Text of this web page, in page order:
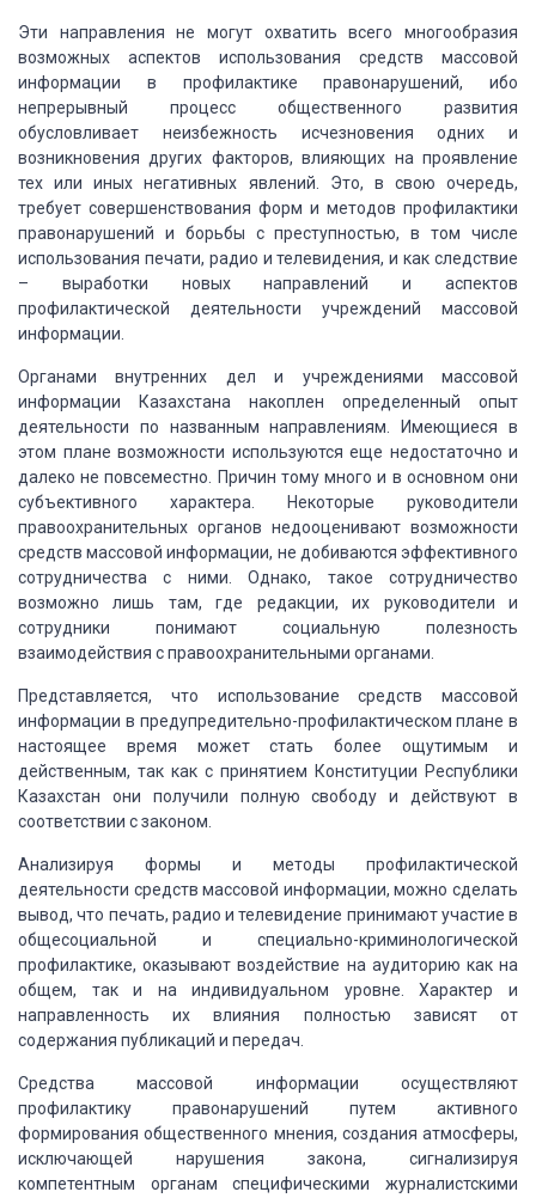
Эти направления не могут охватить всего многообразия
возможных аспектов использования средств массовой
информации в профилактике правонарушений, ибо
непрерывный процесс общественного развития
обусловливает неизбежность исчезновения одних и
возникновения других факторов, влияющих на проявление
тех или иных негативных явлений. Это, в свою очередь,
требует совершенствования форм и методов профилактики
правонарушений и борьбы с преступностью, в том числе
использования печати, радио и телевидения, и как следствие
– выработки новых направлений и аспектов
профилактической деятельности учреждений массовой
информации.
Органами внутренних дел и учреждениями массовой
информации Казахстана накоплен определенный опыт
деятельности по названным направлениям.
Имеющиеся в
этом плане возможности используются еще недостаточно и
далеко не повсеместно.
Причин тому много и в основном они
субъективного характера. Некоторые руководители
правоохранительных органов недооценивают возможности
средств массовой информации, не добиваются эффективного
сотрудничества с ними. Однако, такое сотрудничество
возможно лишь там, где редакции, их руководители и
сотрудники понимают социальную полезность
взаимодействия с правоохранительными органами.
Представляется, что использование средств массовой
информации в предупредительно-профилактическом плане в
настоящее время может стать более ощутимым и
действенным, так как с принятием Конституции Республики
Казахстан они получили полную свободу и действуют в
соответствии с законом.
Анализируя формы и методы профилактической
деятельности средств массовой информации, можно сделать
вывод, что печать, радио и телевидение принимают участие в
общесоциальной и специально-криминологической
профилактике, оказывают воздействие на аудиторию как на
общем, так и на индивидуальном уровне.
Характер и
направленность их влияния полностью зависят от
содержания публикаций и передач.
Средства массовой информации осуществляют
профилактику правонарушений путем активного
формирования общественного мнения, создания атмосферы,
исключающей нарушения закона, сигнализируя
компетентным органам специфическими журналистскими